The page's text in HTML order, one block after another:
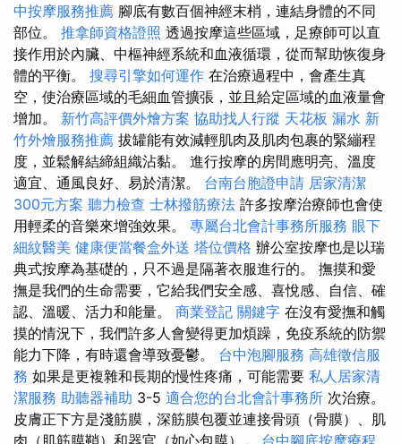
中按摩服務推薦 腳底有數百個神經末梢，連結身體的不同
部位。 推拿師資格證照 透過按摩這些區域，足療師可以直
接作用於內臟、中樞神經系統和血液循環，從而幫助恢復身
體的平衡。 搜尋引擎如何運作 在治療過程中，會產生真
空，使治療區域的毛細血管擴張，並且給定區域的血液量會
增加。 新竹高評價外燴方案 協助找人行蹤 天花板 漏水 新
竹外燴服務推薦 拔罐能有效減輕肌肉及肌肉包裹的緊繃程
度，並鬆解結締組織沾黏。 進行按摩的房間應明亮、溫度
適宜、通風良好、易於清潔。 台南台胞證申請 居家清潔
300元方案 聽力檢查 士林撥筋療法 許多按摩治療師也會使
用輕柔的音樂來增強效果。 專屬台北會計事務所服務 眼下
細紋醫美 健康便當餐盒外送 塔位價格 辦公室按摩也是以瑞
典式按摩為基礎的，只不過是隔著衣服進行的。 撫摸和愛
撫是我們的生命需要，它給我們安全感、喜悅感、自信、確
認、溫暖、活力和能量。 商業登記 關鍵字 在沒有愛撫和觸
摸的情況下，我們許多人會變得更加煩躁，免疫系統的防禦
能力下降，有時還會導致憂鬱。 台中泡腳服務 高雄徵信服
務 如果是更複雜和長期的慢性疼痛，可能需要 私人居家清
潔服務 助聽器補助 3-5 適合您的台北會計事務所 次治療。
皮膚正下方是淺筋膜，深筋膜包覆並連接骨頭（骨膜）、肌
肉（肌筋膜鞘）和器官（如心包膜）。 台中腳底按摩療程